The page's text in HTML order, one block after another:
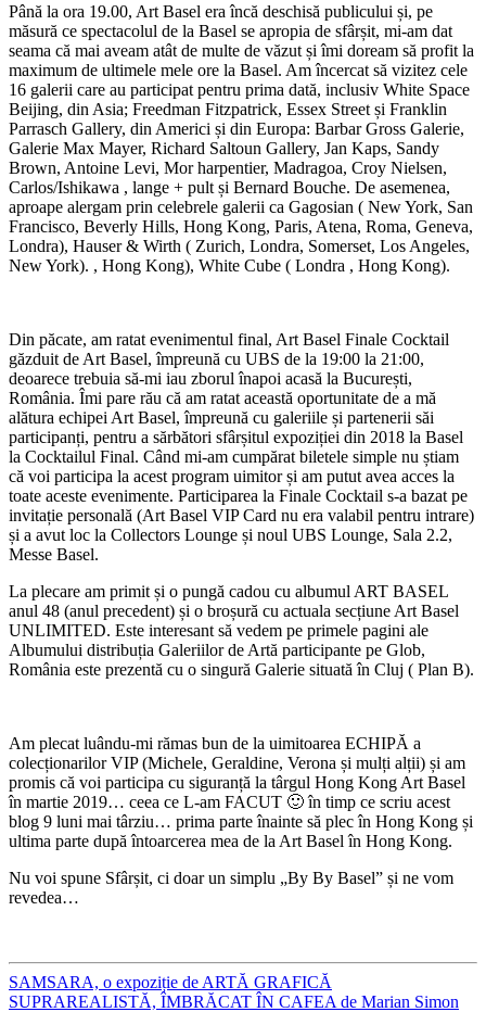
Până la ora 19.00, Art Basel era încă deschisă publicului și, pe
măsură ce spectacolul de la Basel se apropia de sfârșit, mi-am dat
seama că mai aveam atât de multe de văzut și îmi doream să profit la
maximum de ultimele mele ore la Basel. Am încercat să vizitez cele
16 galerii care au participat pentru prima dată, inclusiv White Space
Beijing, din Asia; Freedman Fitzpatrick, Essex Street și Franklin
Parrasch Gallery, din Americi și din Europa: Barbar Gross Galerie,
Galerie Max Mayer, Richard Saltoun Gallery, Jan Kaps, Sandy
Brown, Antoine Levi, Mor harpentier, Madragoa, Croy Nielsen,
Carlos/Ishikawa , lange + pult și Bernard Bouche. De asemenea,
aproape alergam prin celebrele galerii ca Gagosian ( New York, San
Francisco, Beverly Hills, Hong Kong, Paris, Atena, Roma, Geneva,
Londra), Hauser & Wirth ( Zurich, Londra, Somerset, Los Angeles,
New York). , Hong Kong), White Cube ( Londra , Hong Kong).
Din păcate, am ratat evenimentul final, Art Basel Finale Cocktail
găzduit de Art Basel, împreună cu UBS de la 19:00 la 21:00,
deoarece trebuia să-mi iau zborul înapoi acasă la București,
România. Îmi pare rău că am ratat această oportunitate de a mă
alătura echipei Art Basel, împreună cu galeriile și partenerii săi
participanți, pentru a sărbători sfârșitul expoziției din 2018 la Basel
la Cocktailul Final. Când mi-am cumpărat biletele simple nu știam
că voi participa la acest program uimitor și am putut avea acces la
toate aceste evenimente. Participarea la Finale Cocktail s-a bazat pe
invitație personală (Art Basel VIP Card nu era valabil pentru intrare)
și a avut loc la Collectors Lounge și noul UBS Lounge, Sala 2.2,
Messe Basel.
La plecare am primit și o pungă cadou cu albumul ART BASEL
anul 48 (anul precedent) și o broșură cu actuala secțiune Art Basel
UNLIMITED. Este interesant să vedem pe primele pagini ale
Albumului distribuția Galeriilor de Artă participante pe Glob,
România este prezentă cu o singură Galerie situată în Cluj ( Plan B).
Am plecat luându-mi rămas bun de la uimitoarea ECHIPĂ a
colecționarilor VIP (Michele, Geraldine, Verona și mulți alții) și am
promis că voi participa cu siguranță la târgul Hong Kong Art Basel
în martie 2019… ceea ce L-am FACUT 🙂 în timp ce scriu acest
blog 9 luni mai târziu… prima parte înainte să plec în Hong Kong și
ultima parte după întoarcerea mea de la Art Basel în Hong Kong.
Nu voi spune Sfârșit, ci doar un simplu „By By Basel” și ne vom
revedea…
SAMSARA, o expoziție de ARTĂ GRAFICĂ
SUPRAREALISTĂ, ÎMBRĂCAT ÎN CAFEA de Marian Simon